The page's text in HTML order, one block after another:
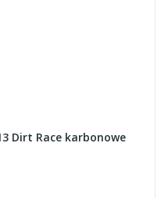
Dirt Race karbonowe